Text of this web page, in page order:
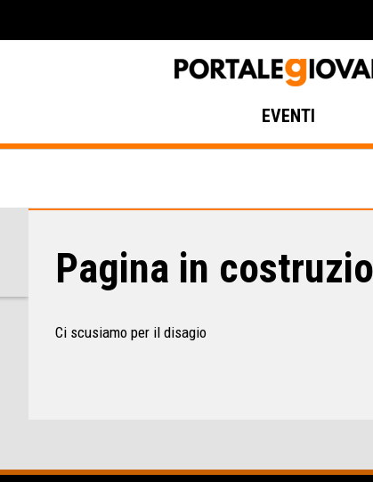
EVENTI
Pagina in
Ci scusiamo per il disagio